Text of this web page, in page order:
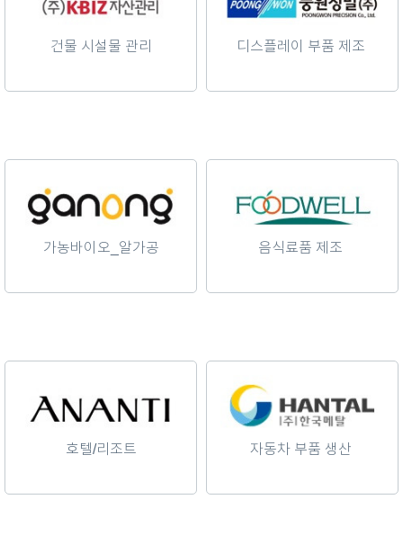
건물 시설물 관리 디스플레이 부품 제조
가농바이오_알가공 음식료품 제조
호텔/리조트 자동차 부품 생산